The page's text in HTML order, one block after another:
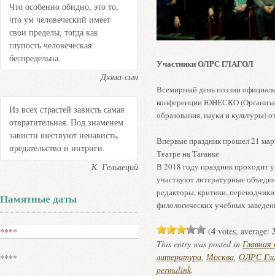
Участники ОЛРС ГЛАГОЛ
Всемирный день поэзии
конференции ЮНЕСКО
образования, науки и культуры)
Впервые праздник прошел 21
Театре на Таганке
В 2018 году праздник проходит
участвуют литературные
редакторы, критики,
филологических учебных
(4votes, average:
This entry was posted in
литература, Москва, ОЛРС
permalink.
Что особенно обидно, это то,
что ум человеческий имеет
свои пределы, тогда как
глупость человеческая
беспредельна.
Дюма-сын
Из всех страстей зависть самая
отвратительная. Под знаменем
зависти шествуют ненависть,
предательство и интриги.
К. Гельвеций
Памятные даты
****
****